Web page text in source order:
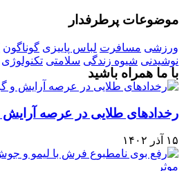
موضوعات پرطرفدار
ورزشی مسافرت لباس پاییزی گوناگون
نوشیدنی شیوه زندگی سلامتی تکنولوژی
با ما همراه باشید
رخدادهای طلایی در عرصه
۱۵ آذر ۱۴۰۲